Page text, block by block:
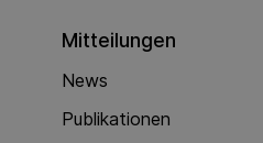
Mitteilungen
News
Publikationen